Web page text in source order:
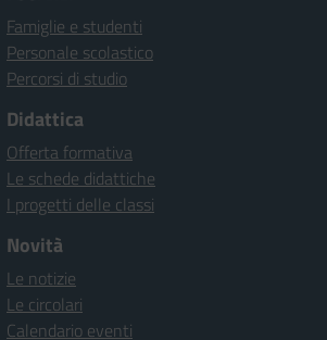
Famiglie e studenti
Personale scolastico
Percorsi di studio
Didattica
Offerta formativa
Le schede didattiche
I progetti delle classi
Novità
Le notizie
Le circolari
Calendario eventi